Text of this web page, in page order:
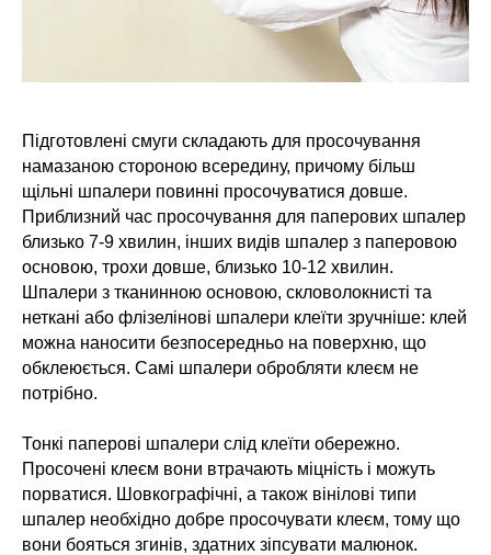
Підготовлені смуги складають для просочування
намазаною стороною всередину, причому більш
щільні шпалери повинні просочуватися довше.
Приблизний час просочування для паперових шпалер
близько 7-9 хвилин, інших видів шпалер з паперовою
основою, трохи довше, близько 10-12 хвилин.
Шпалери з тканинною основою, скловолокнисті та
неткані або флізелінові шпалери клеїти зручніше: клей
можна наносити безпосередньо на поверхню, що
обклеюється. Самі шпалери обробляти клеєм не
потрібно.
Тонкі паперові шпалери слід клеїти обережно.
Просочені клеєм вони втрачають міцність і можуть
порватися. Шовкографічні, а також вінілові типи
шпалер необхідно добре просочувати клеєм, тому що
вони бояться згинів, здатних зіпсувати малюнок.